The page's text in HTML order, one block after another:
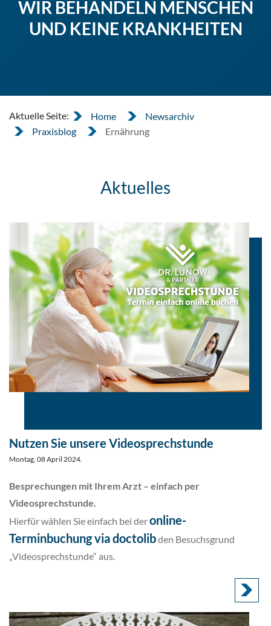
WIR BEHANDELN MENSCHEN
UND KEINE KRANKHEITEN
Aktuelle Seite: Home
Newsarchiv
Praxisblog
Ernährung
Aktuelles
Nutzen Sie unsere Videosprechstunde
Montag, 08 April 2024.
Besprechungen mit Ihrem Arzt – einfach per
Videosprechstunde.
Hierfür wählen Sie einfach bei deronline-
Terminbuchung via doctolibden Besuchsgrund
„Videosprechstunde“ aus.